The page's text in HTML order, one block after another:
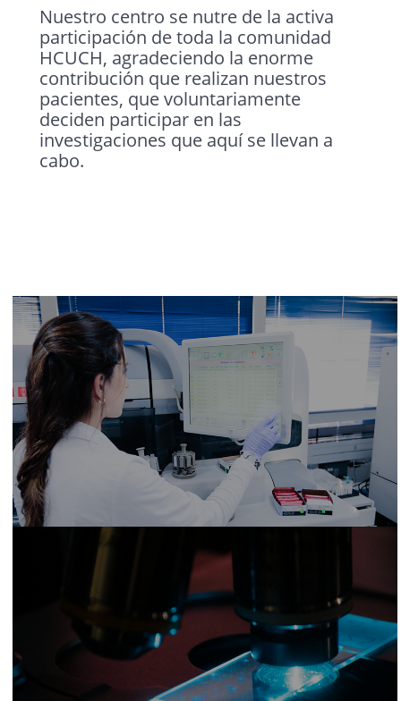
Nuestro centro se nutre de la activa
participación de toda la comunidad
HCUCH, agradeciendo la enorme
contribución que realizan nuestros
pacientes, que voluntariamente
deciden participar en las
investigaciones que aquí se llevan a
cabo.